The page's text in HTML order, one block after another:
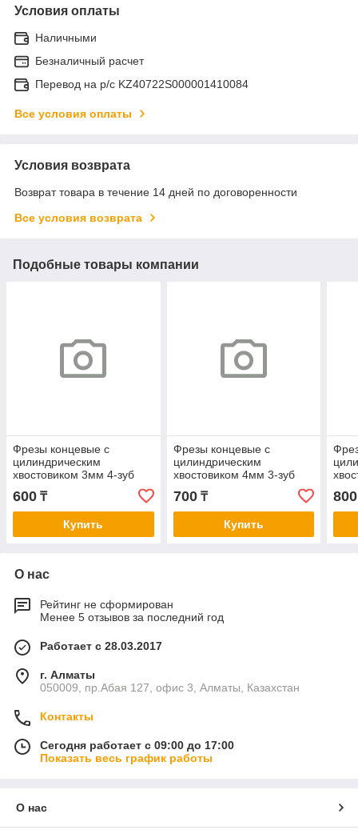
Условия оплаты
Наличными
Безналичный расчет
Перевод на р/с KZ40722S000001410084
Все условия оплаты
Условия возврата
Возврат товара в течение 14 дней по договоренности
Все условия возврата
Подобные товары компании
Фрезы концевые с
цилиндрическим
хвостовиком 3мм 4-зуб
600 ₸
Купить
Фрезы концевые с
цилиндрическим
хвостовиком 4мм 3-зуб
700₸
Купить
800
О нас
Рейтинг не сформирован
Менее 5 отзывов за последний год
Работает с 28.03.2017
г. Алматы
050009, пр.Абая 127, офис 3, Алматы, Казахстан
Контакты
Сегодня работает с 09:00 до 17:00
Показать весь график работы
О нас